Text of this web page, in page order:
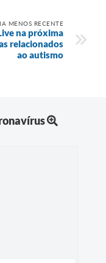
MENOS RECENTE
na próxima
relacionados
ao autismo